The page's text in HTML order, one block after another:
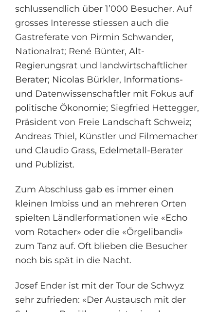
schlussendlich über 1’000 Besucher. Auf
grosses Interesse stiessen auch die
Gastreferate von Pirmin Schwander,
Nationalrat; René Bünter, Alt-
Regierungsrat und landwirtschaftlicher
Berater; Nicolas Bürkler, Informations-
und Datenwissenschaftler mit Fokus auf
politische Ökonomie; Siegfried Hettegger,
Präsident von Freie Landschaft Schweiz;
Andreas Thiel, Künstler und Filmemacher
und Claudio Grass, Edelmetall-Berater
und Publizist.
Zum Abschluss gab es immer einen
kleinen Imbiss und an mehreren Orten
spielten Ländlerformationen wie «Echo
vom Rotacher» oder die «Örgelibandi»
zum Tanz auf. Oft blieben die Besucher
noch bis spät in die Nacht.
Josef Ender ist mit der Tour de Schwyz
sehr zufrieden: «Der Austausch mit der